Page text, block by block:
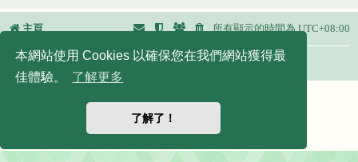
本網站使用 Cookies 以確保您在我們網站獲得最
佳體驗。
了解更多
了解了！
主頁 所有顯示的時間為 UTC+08:00
友站連結：
默認頭像擴展© 2017, 2018 - 3Di
隱私|條款